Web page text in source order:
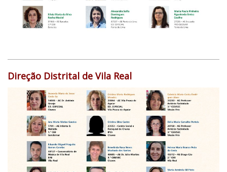
Direção Distrital de Vila Real